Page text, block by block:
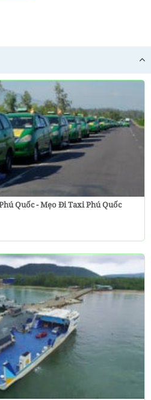
Quốc - Mẹo Đi Taxi Phú Quốc